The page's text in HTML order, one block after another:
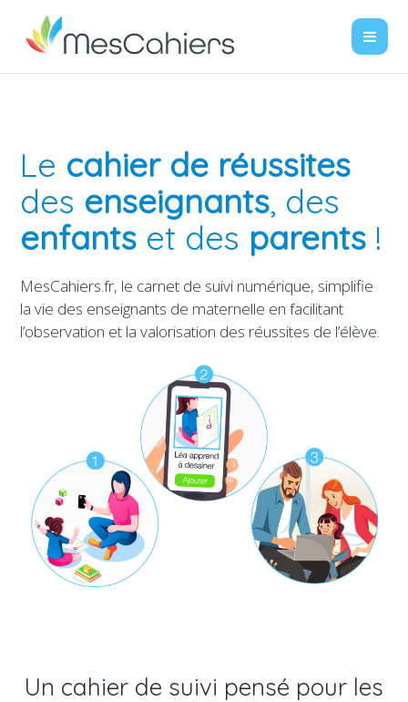
Le cahier de réussites
des enseignants, des
enfants et des parents !
MesCahiers.fr, le carnet de suivi numérique, simplifie
la vie des enseignants de maternelle en facilitant
l’observation et la valorisation des réussites de l’élève.
Un cahier de suivi pensé pour les